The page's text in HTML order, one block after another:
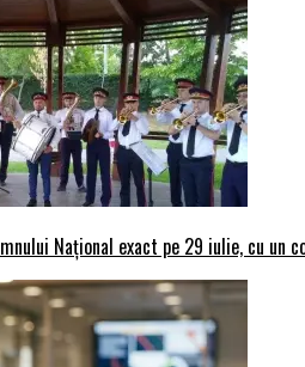
Național exact pe 29 iulie, cu un